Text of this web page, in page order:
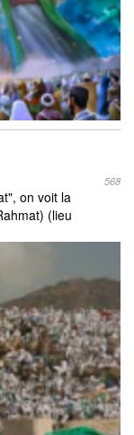
568
on voit la
(lieu